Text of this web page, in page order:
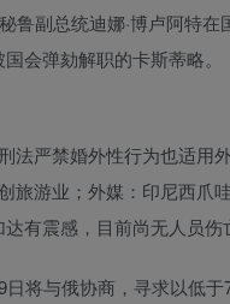
鲁副总统迪娜·博卢阿特在
会弹劾解职的卡斯蒂略。
法严禁婚外性行为也适用
旅游业；外媒：印尼西爪
有震感，目前尚无人员伤
将与俄协商，寻求以低于